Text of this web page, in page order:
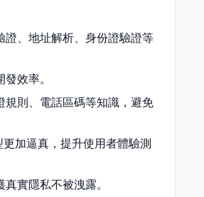
、地址解析、身份證驗證等
效率。
則、電話區碼等知識，避免
加逼真，提升使用者體驗測
實隱私不被洩露。